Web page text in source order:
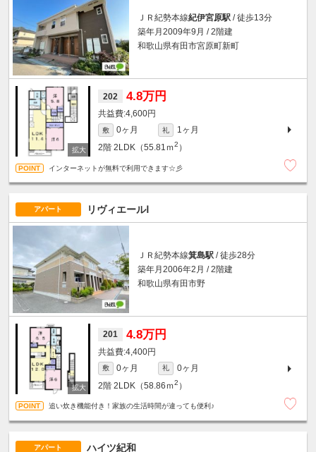
ＪＲ紀勢本線紀伊宮原駅 / 徒歩13分
築年月2009年9月 / 2階建
和歌山県有田市宮原町新町
202 4.8万円
4,600円
敷 0ヶ月 礼
1ヶ月
2階 2LDK（55.81ｍ2 ）
インターネットが無料で利用できます☆彡
アパート リヴィエールⅠ
ＪＲ紀勢本線箕島駅 / 徒歩28分
築年月2006年2月 / 2階建
和歌山県有田市野
201 4.8万円
4,400円
敷 0ヶ月 礼
0ヶ月
2階 2LDK（58.86ｍ2 ）
追い炊き機能付き！家族の生活時間が違っても便利♪
アパート ハイツ紀和